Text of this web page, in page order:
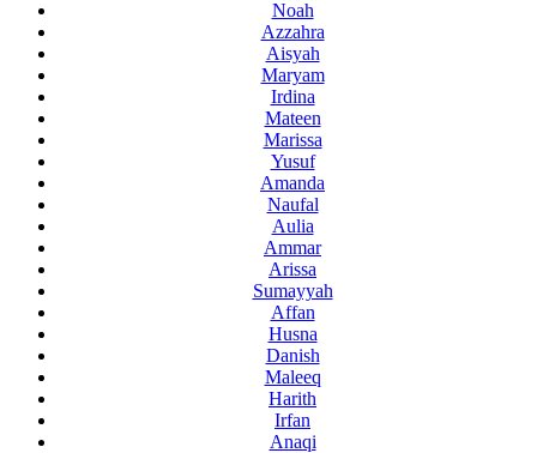
Noah
Azzahra
Aisyah
Maryam
Irdina
Mateen
Marissa
Yusuf
Amanda
Naufal
Aulia
Ammar
Arissa
Sumayyah
Affan
Husna
Danish
Maleeq
Harith
Irfan
Anaqi